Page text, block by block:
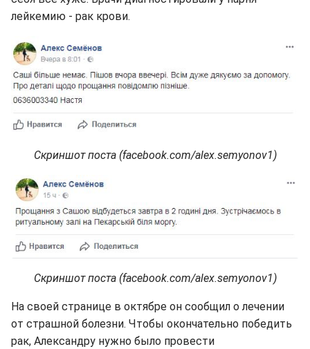
лейкемию - рак крови.
Скриншот поста (facebook.com/alex.semyonov1)
Скриншот поста (facebook.com/alex.semyonov1)
На своей странице в октябре он сообщил о лечении
от страшной болезни. Чтобы окончательно победить
рак, Александру нужно было провести